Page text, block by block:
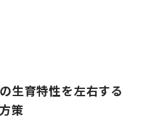
生育特性を左右する
策